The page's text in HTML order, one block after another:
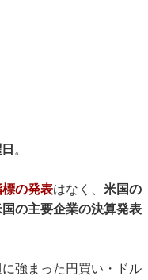
。
の発表はなく、 米国の
国の主要企業の決算発表
強まった円買い・ドル